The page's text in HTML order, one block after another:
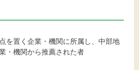
を置く企業・機関に所属し、中部地
・機関から推薦された者